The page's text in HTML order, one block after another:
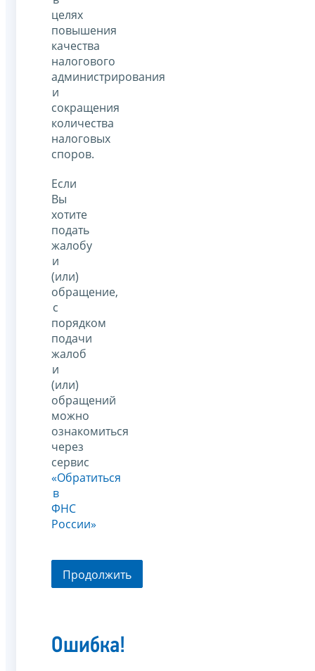
целях
повышения
качества
налогового
администрирования
и
сокращения
количества
налоговых
споров.
Если
Вы
хотите
подать
жалобу
и
(или)
обращение,
с
порядком
подачи
жалоб
и
(или)
обращений
можно
ознакомиться
через
сервис
«Обратиться
в
ФНС
России»
Продолжить
Ошибка!